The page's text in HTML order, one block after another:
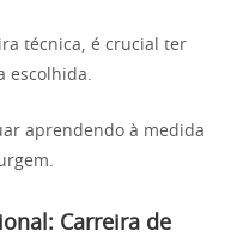
técnica, é crucial ter
escolhida.
aprendendo à medida
Carreira de